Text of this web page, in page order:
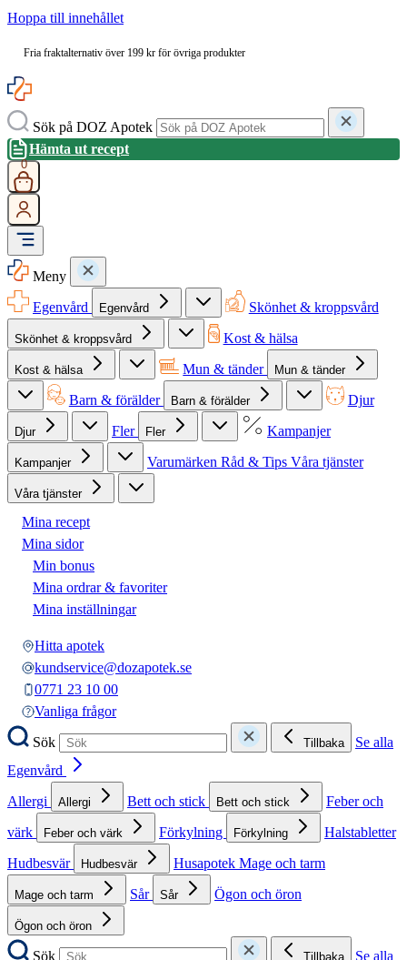
Hoppa till innehållet
Fria fraktalternativ över 199 kr för övriga produkter
Sök på DOZ Apotek
Hämta ut recept
0
Meny
Egenvård
Egenvård Skönhet & kroppsvård
Skönhet & kroppsvård Kost & hälsa
Kost & hälsa Mun & tänder Mun & tänder
Barn & förälder Barn & förälder Djur
Djur Fler Fler Kampanjer
Kampanjer Varumärken Råd & Tips Våra tjänster
Våra tjänster
Mina recept
Mina sidor
Min bonus
Mina ordrar & favoriter
Mina inställningar
Hitta apotek
kundservice@dozapotek.se
0771 23 10 00
Vanliga frågor
Sök
Tillbaka
Se alla
Egenvård
Allergi
Allergi Bett och stick Bett och stick
Feber och
värk
Feber och värk Förkylning Förkylning
Halstabletter
Hudbesvär
Hudbesvär Husapotek Mage och tarm
Mage och tarm Sår Sår Ögon och öron
Ögon och öron
Sök Tillbaka
Se alla